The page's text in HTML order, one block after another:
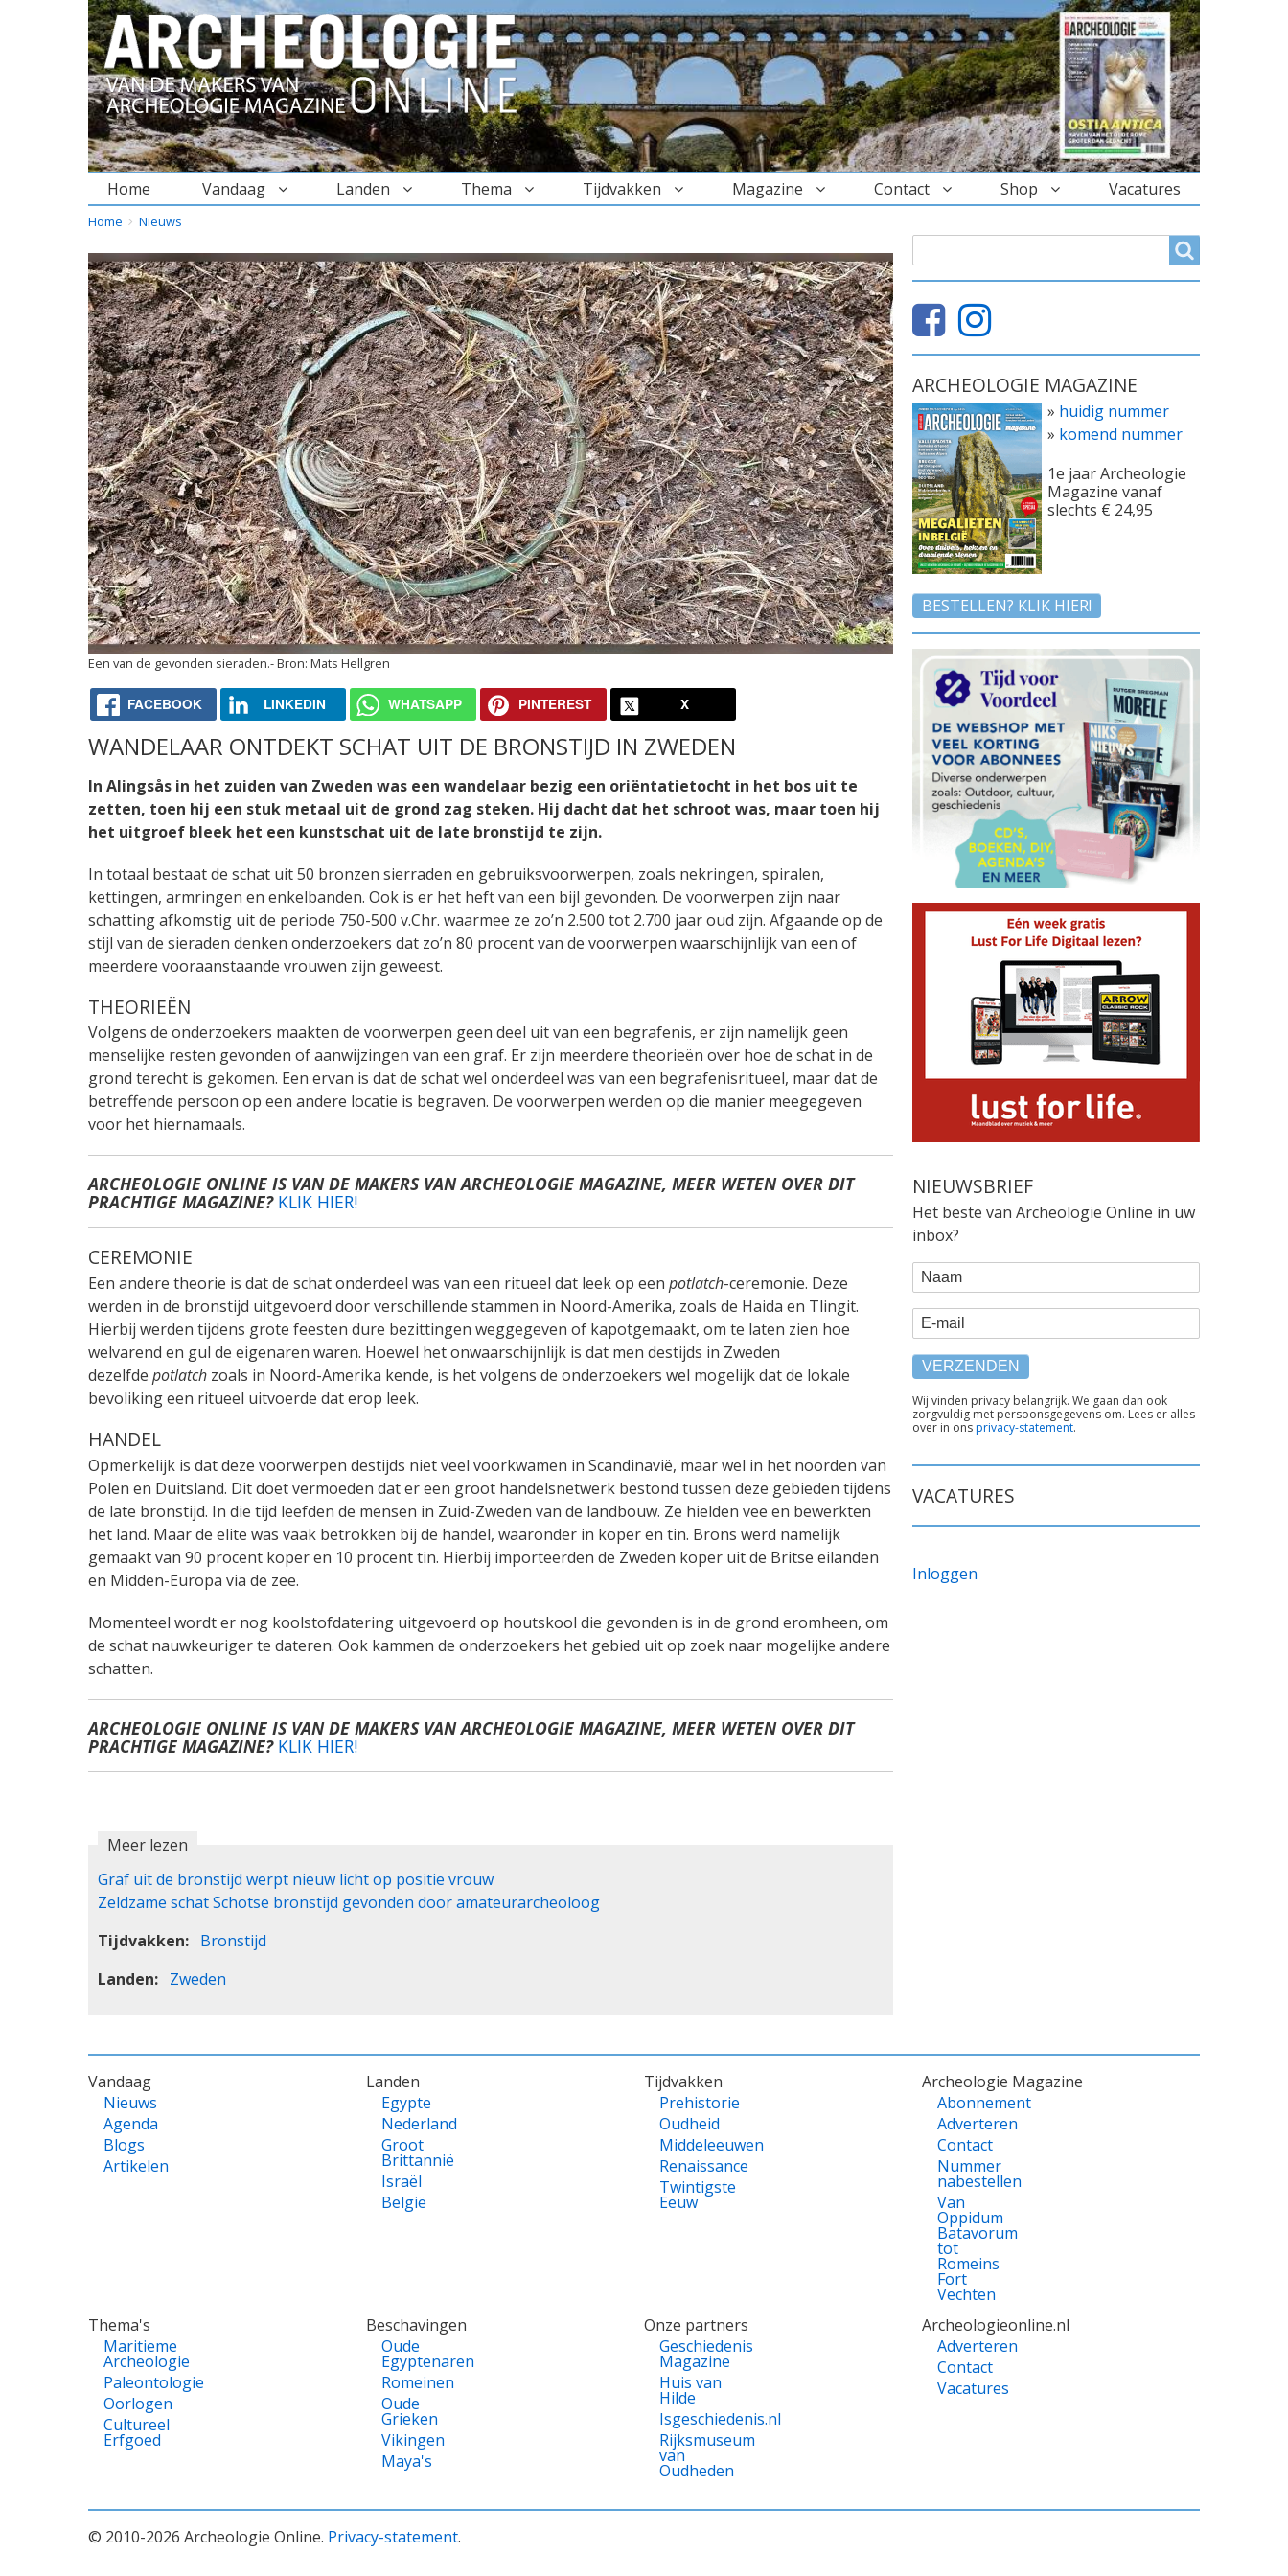
Home Vandaag Landen Thema Tijdvakken Magazine Contact Shop Vacatures
BREADCRUMBS
YOU
HERE:
Home Nieuws
Een van de gevonden sieraden. Mats Hellgren
FACEBOOK LINKEDIN WHATSAPP PINTEREST X
WANDELAAR ONTDEKT SCHAT UIT DE BRONSTIJD IN ZWEDEN
In Alingsås in het zuiden van Zweden was een wandelaar bezig een oriëntatietocht in het bos uit te
zetten, toen hij een stuk metaal uit de grond zag steken. Hij dacht dat het schroot was, maar toen hij
het uitgroef bleek het een kunstschat uit de late bronstijd te zijn.
In totaal bestaat de schat uit 50 bronzen sierraden en gebruiksvoorwerpen, zoals nekringen, spiralen,
kettingen, armringen en enkelbanden. Ook is er het heft van een bijl gevonden. De voorwerpen zijn naar
schatting afkomstig uit de periode 750-500 v.Chr. waarmee ze zo’n 2.500 tot 2.700 jaar oud zijn. Afgaande op de
stijl van de sieraden denken onderzoekers dat zo’n 80 procent van de voorwerpen waarschijnlijk van een of
meerdere vooraanstaande vrouwen zijn geweest.
THEORIEËN
Volgens de onderzoekers maakten de voorwerpen geen deel uit van een begrafenis, er zijn namelijk geen
menselijke resten gevonden of aanwijzingen van een graf. Er zijn meerdere theorieën over hoe de schat in de
grond terecht is gekomen. Een ervan is dat de schat wel onderdeel was van een begrafenisritueel, maar dat de
betreffende persoon op een andere locatie is begraven. De voorwerpen werden op die manier meegegeven
voor het hiernamaals.
ARCHEOLOGIE ONLINE IS VAN DE MAKERS VAN ARCHEOLOGIE MAGAZINE, MEER WETEN OVER DIT
PRACHTIGE MAGAZINE? KLIK HIER!
CEREMONIE
Een andere theorie is dat de schat onderdeel was van een ritueel dat leek op een potlatch-ceremonie. Deze
werden in de bronstijd uitgevoerd door verschillende stammen in Noord-Amerika, zoals de Haida en Tlingit.
Hierbij werden tijdens grote feesten dure bezittingen weggegeven of kapotgemaakt, om te laten zien hoe
welvarend en gul de eigenaren waren. Hoewel het onwaarschijnlijk is dat men destijds in Zweden
dezelfde potlatch zoals in Noord-Amerika kende, is het volgens de onderzoekers wel mogelijk dat de lokale
bevoliking een ritueel uitvoerde dat erop leek.
HANDEL
Opmerkelijk is dat deze voorwerpen destijds niet veel voorkwamen in Scandinavië, maar wel in het noorden van
Polen en Duitsland. Dit doet vermoeden dat er een groot handelsnetwerk bestond tussen deze gebieden tijdens
de late bronstijd. In die tijd leefden de mensen in Zuid-Zweden van de landbouw. Ze hielden vee en bewerkten
het land. Maar de elite was vaak betrokken bij de handel, waaronder in koper en tin. Brons werd namelijk
gemaakt van 90 procent koper en 10 procent tin. Hierbij importeerden de Zweden koper uit de Britse eilanden
en Midden-Europa via de zee.
Momenteel wordt er nog koolstofdatering uitgevoerd op houtskool die gevonden is in de grond eromheen, om
de schat nauwkeuriger te dateren. Ook kammen de onderzoekers het gebied uit op zoek naar mogelijke andere
schatten.
ARCHEOLOGIE ONLINE IS VAN DE MAKERS VAN ARCHEOLOGIE MAGAZINE, MEER WETEN OVER DIT
PRACHTIGE MAGAZINE? KLIK HIER!
Meer lezen
Graf uit de bronstijd werpt nieuw licht op positie vrouw
Zeldzame schat Schotse bronstijd gevonden door amateurarcheoloog
Tijdvakken
Bronstijd
Landen
Zweden
ARCHEOLOGIE MAGAZINE
» huidig nummer
» komend nummer
1e jaar Archeologie
Magazine vanaf
slechts € 24,95
BESTELLEN? KLIK HIER!
NIEUWSBRIEF
Het beste van Archeologie Online in uw
inbox?
WEBFORM
Naam
E-mail
TEKST
ONDER
FORMULIER
Wij vinden privacy belangrijk. We gaan dan ook
zorgvuldig met persoonsgegevens om. Lees er alles
over in onsprivacy-statement.
VACATURES
Inloggen
VOET
Vandaag
Nieuws
Agenda
Blogs
Artikelen
Landen
Egypte
Nederland
Groot
Brittannië
Israël
België
Tijdvakken
Prehistorie
Oudheid
Middeleeuwen
Renaissance
Twintigste
Eeuw
Archeologie Magazine
Abonnement
Adverteren
Contact
Nummer
nabestellen
Van
Oppidum
Batavorum
tot
Romeins
Fort
Vechten
Thema's
Maritieme
Archeologie
Paleontologie
Oorlogen
Cultureel
Erfgoed
Beschavingen
Oude
Egyptenaren
Romeinen
Oude
Grieken
Vikingen
Maya's
Onze partners
Geschiedenis
Magazine
Huis van
Hilde
Isgeschiedenis.nl
Rijksmuseum
van
Oudheden
Archeologieonline.nl
Adverteren
Contact
Vacatures
© 2010-2026 Archeologie Online. Privacy-statement.